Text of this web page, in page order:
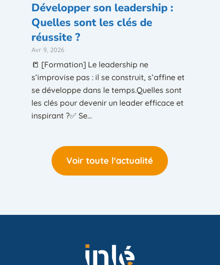
Développer son leadership :
Quelles sont les clés de
réussite ?
Avr 9, 2026
📒 [Formation] Le leadership ne
s’improvise pas : il se construit, s’affine et
se développe dans le temps.Quelles sont
les clés pour devenir un leader efficace et
inspirant ?✅ Se...
Voir toute l'actualité